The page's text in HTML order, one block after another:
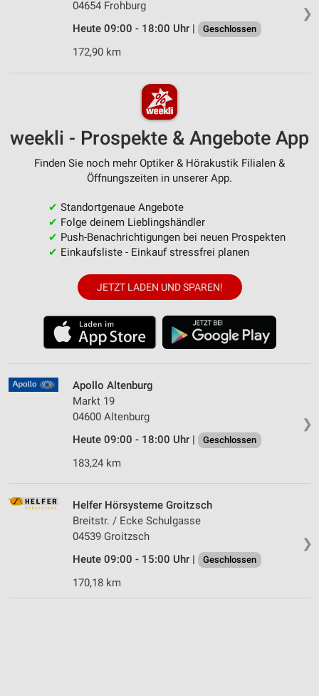
❯
04654 Frohburg
Heute 09:00 - 18:00 Uhr |
Geschlossen
172,90 km
weekli - Prospekte & Angebote App
Finden Sie noch mehr Optiker & Hörakustik Filialen &
Öffnungszeiten in unserer App.
✔ Standortgenaue Angebote
✔ Folge deinem Lieblingshändler
✔ Push-Benachrichtigungen bei neuen Prospekten
✔ Einkaufsliste - Einkauf stressfrei planen
JETZT LADEN UND SPAREN!
❯
Apollo Altenburg
Markt 19
04600 Altenburg
Heute 09:00 - 18:00 Uhr |
Geschlossen
183,24 km
❯
Helfer Hörsysteme Groitzsch
Breitstr. / Ecke Schulgasse
04539 Groitzsch
Heute 09:00 - 15:00 Uhr |
Geschlossen
170,18 km